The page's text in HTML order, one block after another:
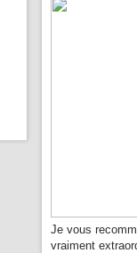
Je vous
vraiment